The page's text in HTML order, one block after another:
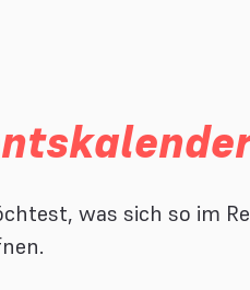
was sich so im